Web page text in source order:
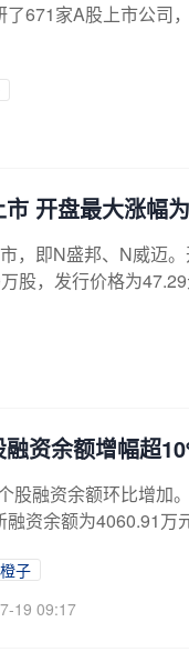
671家A股上市公司
开盘最大涨幅
，即N盛邦、N威迈
股，发行价格为
资余额增幅超
股融资余额环比增加
资余额为4060.91万
子
19 09:17